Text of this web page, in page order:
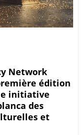
Network
édition
initiative
des
et